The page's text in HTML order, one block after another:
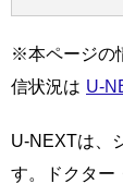
※本ページの
信状況は U-
U-NEXTは、
す。ドクター